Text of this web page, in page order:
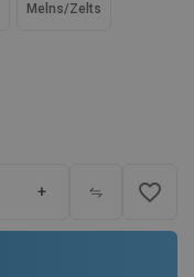
Melns/Zelts
+ favorite_border